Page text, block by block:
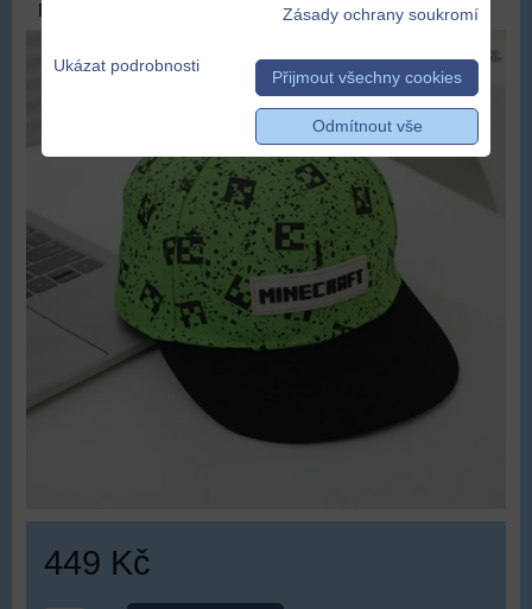
DOPRAVA ZDARMA
449 Kč
Zásady ochrany soukromí
Ukázat podrobnosti
Přijmout všechny cookies
Odmítnout vše